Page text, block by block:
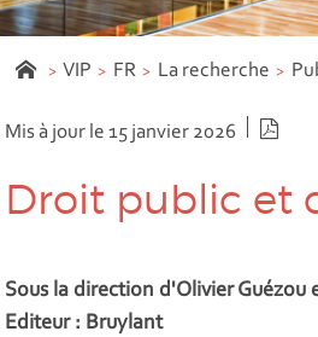
VIP FR La recherche
Mis à jour le 15 janvier 2026
Droit public et
Sous la direction d'Olivier Guézou
Editeur : Bruylant